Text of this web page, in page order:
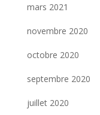
mars 2021
novembre 2020
octobre 2020
septembre 2020
juillet 2020